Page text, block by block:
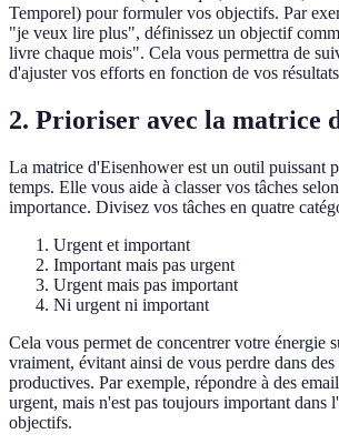
Temporel) pour formuler vos objectifs. Par
"je veux lire plus", définissez un objectif
livre chaque mois". Cela vous permettra de
d'ajuster vos efforts en fonction de vos
2. Prioriser avec la matrice
La matrice d'Eisenhower est un outil puissant
temps. Elle vous aide à classer vos tâches
importance. Divisez vos tâches en quatre
Urgent et important
Important mais pas urgent
Urgent mais pas important
Ni urgent ni important
Cela vous permet de concentrer votre énergie
vraiment, évitant ainsi de vous perdre dans des
productives. Par exemple, répondre à des
urgent, mais n'est pas toujours important dans
objectifs.